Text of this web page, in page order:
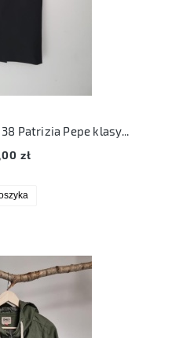
Ołówkowa spódnica M 38 Patrizia Pepe klasyczna wełna
zł